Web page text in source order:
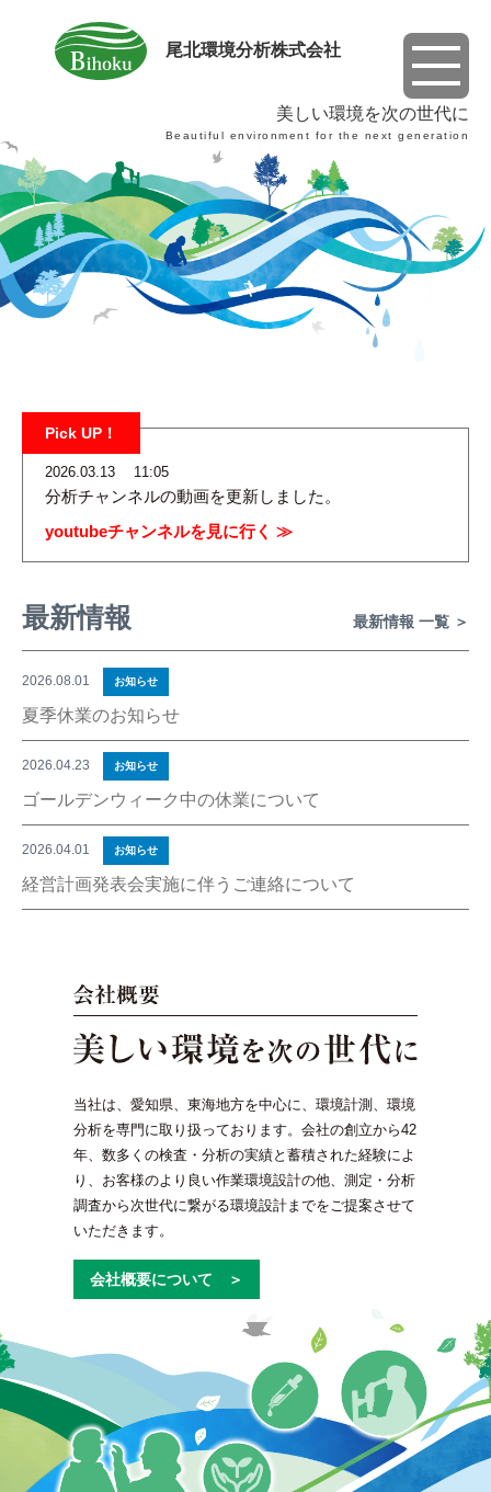
尾北環境分析株式会社
toggle
美しい環境を次の世代に
Beautiful environment for the next generation
Pick UP！
2026.03.13 11:05
分析チャンネルの動画を更新しました。
youtubeチャンネルを見に行く ≫
最新情報 最新情報 一覧 ＞
2026.08.01 お知らせ
夏季休業のお知らせ
2026.04.23 お知らせ
ゴールデンウィーク中の休業について
2026.04.01 お知らせ
経営計画発表会実施に伴うご連絡について
夏季休業のお知らせ
ゴールデンウィーク中の休業について
経営計画発表会実施に伴うご連絡について
当社は、愛知県、東海地方を中心に、環境計測、環境
分析を専門に取り扱っております。会社の創立から42
年、数多くの検査・分析の実績と蓄積された経験によ
り、お客様のより良い作業環境設計の他、測定・分析
調査から次世代に繋がる環境設計までをご提案させて
いただきます。
会社概要について ＞